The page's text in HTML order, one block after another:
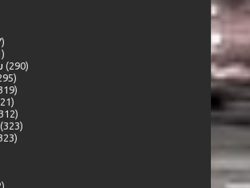
(290)
(323)